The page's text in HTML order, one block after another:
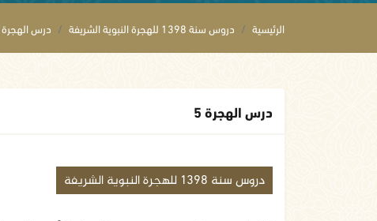
الرئيسية دروس سنة 1398 للهجرة النبوية الشريفة درس الهجرة 5
درس الهجرة 5
دروس سنة 1398 للهجرة النبوية الشريفة